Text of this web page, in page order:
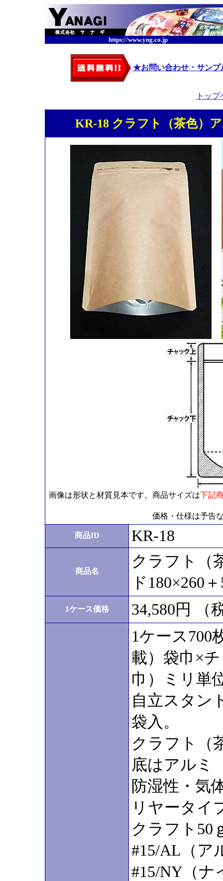
https://www.yng.co.jp
★お問い合わせ・サンプ
トッ
KR-18 クラフト（茶色）
画像は形状と材質見本です。商品サイズは下記
価格・仕様は予告
商品ID KR-18
商品名
クラフト（
ド180×260
1ケース価格 34,580円 （
1ケース700
載）袋巾×
巾）ミリ単
自立スタン
袋入。
クラフト（
底はアルミ
防湿性・気
リヤータイ
クラフト50
#15/AL（ア
#15/NY（ナ